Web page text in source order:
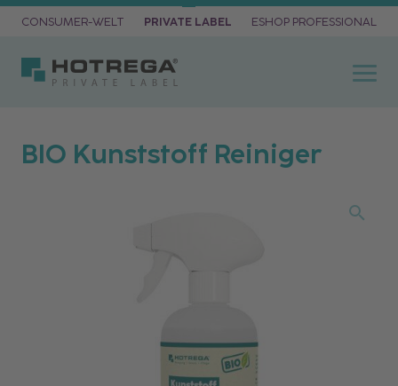
CONSUMER-WELT PRIVATE LABEL ESHOP PROFESSIONAL
BIO Kunststoff Reiniger